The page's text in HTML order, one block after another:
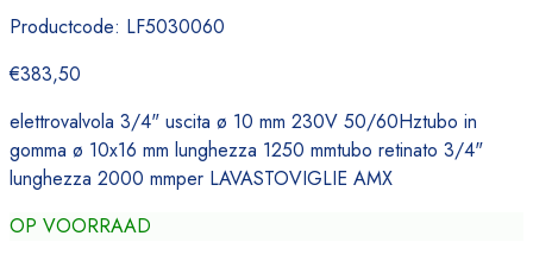
Productcode: LF5030060
€383,50
elettrovalvola 3/4" uscita ø 10 mm 230V 50/60Hztubo in
gomma ø 10x16 mm lunghezza 1250 mmtubo retinato 3/4"
lunghezza 2000 mmper LAVASTOVIGLIE AMX
OP VOORRAAD